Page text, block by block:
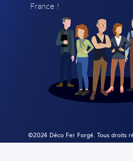
France !
©2024 Déco Fer Forgé. Tous droits